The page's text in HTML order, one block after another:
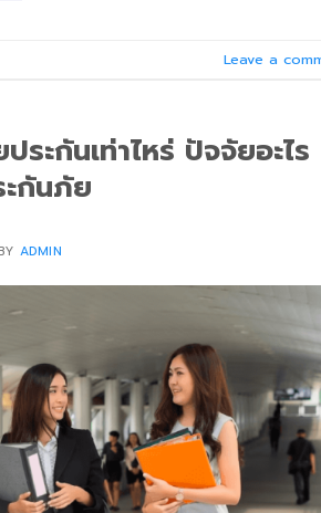
Leave a
ะกันเท่าไหร่ ปัจจัยอะไร
กันภัย
ADMIN